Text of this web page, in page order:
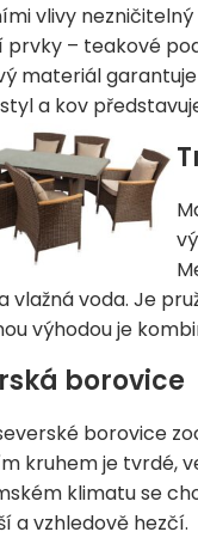
vlivy
prvky – teakové
materiál
a kov
vlažná voda. Je
výhodou je
borovice
borovice
kruhem je tvrdé,
klimatu se
a vzhledově hezčí.